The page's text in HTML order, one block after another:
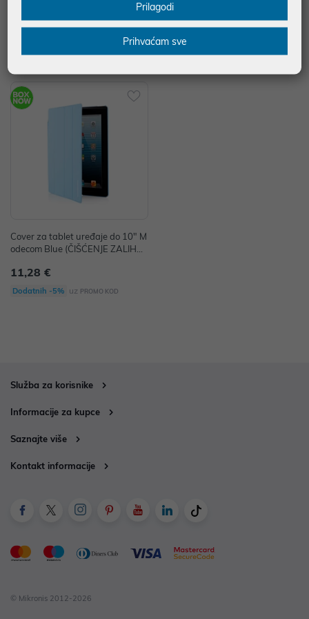
Senzor: Optički
Tip povezivanja: Bežično
Cover za tablet uređaje do 10" M
odecom Blue (ČIŠĆENJE ZALIHA)
11,28 €
Dodatnih -5% uz PROMO KOD
Služba za korisnike
Informacije za kupce
Saznajte više
Kontakt informacije
© Mikronis 2012-2026
Prilagodi
Prihvaćam sve